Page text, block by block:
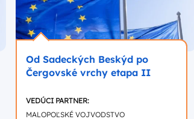
Od Sadeckých Beskýd po
Čergovské vrchy etapa II
VEDÚCI PARTNER:
MALOPOĽSKÉ VOJVODSTVO